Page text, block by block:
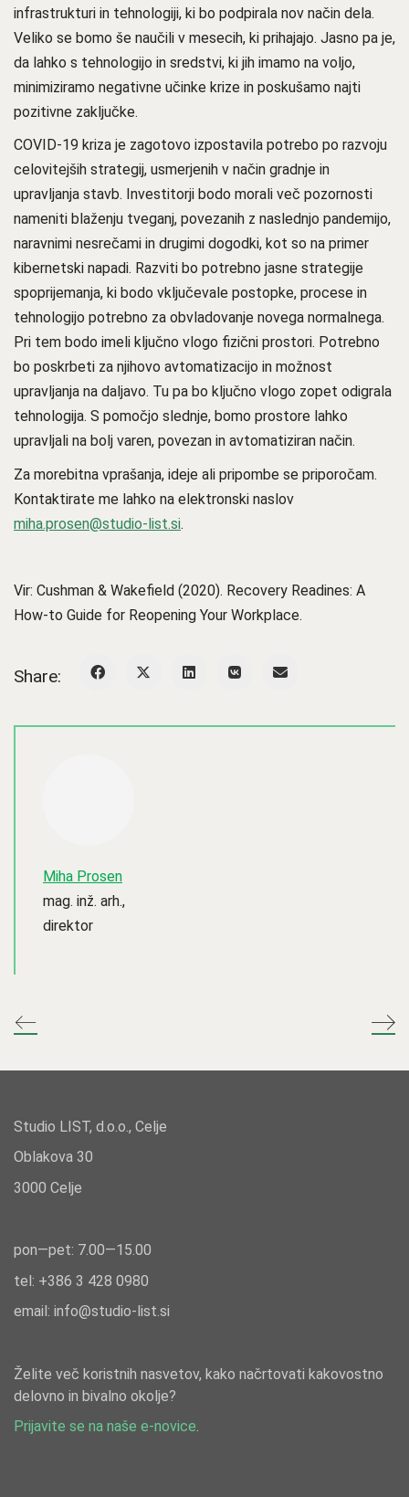
infrastrukturi in tehnologiji, ki bo podpirala nov način dela.
Veliko se bomo še naučili v mesecih, ki prihajajo. Jasno pa je,
da lahko s tehnologijo in sredstvi, ki jih imamo na voljo,
minimiziramo negativne učinke krize in poskušamo najti
pozitivne zaključke.
COVID-19 kriza je zagotovo izpostavila potrebo po razvoju
celovitejših strategij, usmerjenih v način gradnje in
upravljanja stavb. Investitorji bodo morali več pozornosti
nameniti blaženju tveganj, povezanih z naslednjo pandemijo,
naravnimi nesrečami in drugimi dogodki, kot so na primer
kibernetski napadi. Razviti bo potrebno jasne strategije
spoprijemanja, ki bodo vključevale postopke, procese in
tehnologijo potrebno za obvladovanje novega normalnega.
Pri tem bodo imeli ključno vlogo fizični prostori. Potrebno
bo poskrbeti za njihovo avtomatizacijo in možnost
upravljanja na daljavo. Tu pa bo ključno vlogo zopet odigrala
tehnologija. S pomočjo slednje, bomo prostore lahko
upravljali na bolj varen, povezan in avtomatiziran način.
Za morebitna vprašanja, ideje ali pripombe se priporočam.
Kontaktirate me lahko na elektronski naslov
miha.prosen@studio-list.si.
Vir: Cushman & Wakefield (2020). Recovery Readines: A
How-to Guide for Reopening Your Workplace.
Share:
Miha Prosen
mag. inž. arh.,
direktor
Studio LIST, d.o.o., Celje
Oblakova 30
3000 Celje
pon—pet: 7.00—15.00
tel: +386 3 428 0980
email: info@studio-list.si
Želite več koristnih nasvetov, kako načrtovati kakovostno
delovno in bivalno okolje?
Prijavite se na naše e-novice.